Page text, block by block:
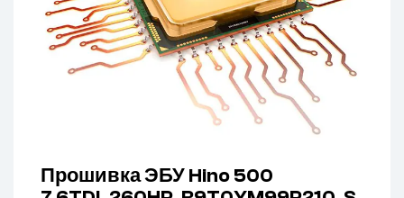
Прошивка ЭБУ Hino 500